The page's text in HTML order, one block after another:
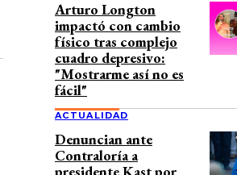
Arturo Longton
impactó con cambio
físico tras complejo
cuadro depresivo:
"Mostrarme así no es
fácil"
ACTUALIDAD
Denuncian ante
Contraloría a